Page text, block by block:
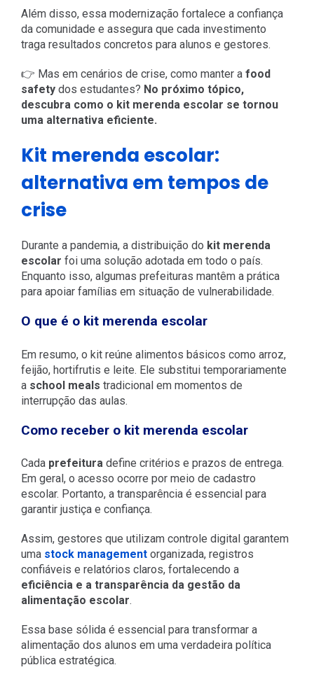
Além disso, essa modernização fortalece a confiança
da comunidade e assegura que cada investimento
traga resultados concretos para alunos e gestores.
👉 Mas em cenários de crise, como manter a food
safetydos estudantes? No próximo tópico,
descubra como o kit merenda escolar se tornou
uma alternativa eficiente.
Kit merenda escolar:
alternativa em tempos de
crise
Durante a pandemia, a distribuição do kit merenda
escolar foi uma solução adotada em todo o país.
Enquanto isso, algumas prefeituras mantêm a prática
para apoiar famílias em situação de vulnerabilidade.
O que é o kit merenda escolar
Em resumo, o kit reúne alimentos básicos como arroz,
feijão, hortifrutis e leite. Ele substitui temporariamente
a school meals tradicional em momentos de
interrupção das aulas.
Como receber o kit merenda escolar
Cada prefeituradefine critérios e prazos de entrega.
Em geral, o acesso ocorre por meio de cadastro
escolar. Portanto, a transparência é essencial para
garantir justiça e confiança.
Assim, gestores que utilizam controle digital garantem
uma stock managementorganizada, registros
confiáveis e relatórios claros, fortalecendo a
eficiência e a transparência da gestão da
alimentação escolar.
Essa base sólida é essencial para transformar a
alimentação dos alunos em uma verdadeira política
pública estratégica.